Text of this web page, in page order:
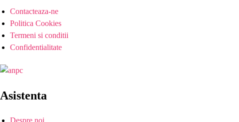
Contacteaza-ne
Politica Cookies
Termeni si conditii
Confidentialitate
Asistenta